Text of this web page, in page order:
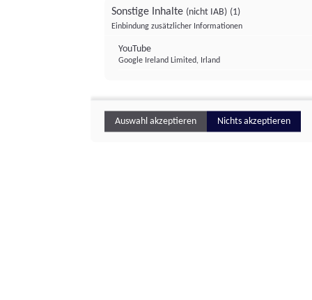
Sonstige Inhalte (nicht IAB) (1)
Einbindung zusätzlicher Informationen
YouTube
Google Ireland Limited, Irland
Auswahl akzeptieren Nichts akzeptieren